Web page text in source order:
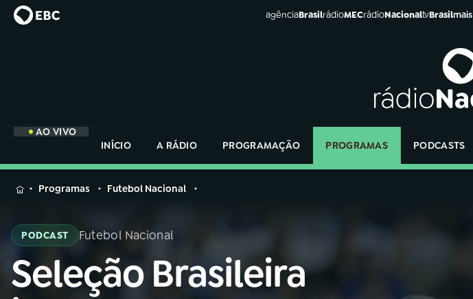
agênciaBrasilrádioMECrádioNacionaltvBrasilmais
AO VIVO
INÍCIO
A RÁDIO PROGRAMAÇÃO PROGRAMAS PODCASTS
MENU
Buscar
na
Rádio
na
Rádio
Programas Futebol Nacional
PODCAST Futebol Nacional
Seleção Brasileira